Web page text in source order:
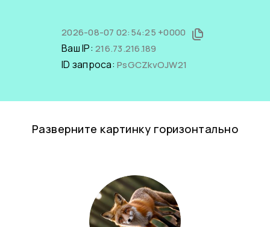
2026-08-07 02:54:25 +0000
Ваш IP: 216.73.216.189
ID запроса: PsGCZkvOJW21
Разверните картинку горизонтально